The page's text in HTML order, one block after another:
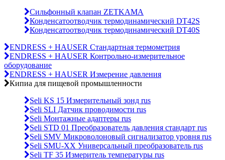
Сильфонный клапан ZETKAMA
Конденсатоотводчик термодинамический DT42S
Конденсатоотводчик термодинамический DT40S
ENDRESS + HAUSER Стандартная термометрия
ENDRESS + HAUSER Контрольно-измерительное
оборудование
ENDRESS + HAUSER Измерение давления
Кипиа для пищевой промышленности
Seli KS 15 Измерительный зонд rus
Seli SLI Датчик проводимости rus
Seli Монтажные адаптеры rus
Seli STD 01 Преобразователь давления стандарт rus
Seli SMV Микроволоновый сигнализатор уровня rus
Seli SMU-ХХ Универсальный преобразователь rus
Seli TF 35 Измеритель температуры rus